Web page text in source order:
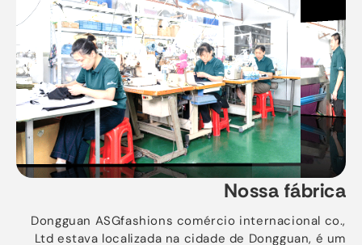
Nossa fábrica
Dongguan ASGfashions comércio internacional co.,
Ltd estava localizada na cidade de Dongguan, é um